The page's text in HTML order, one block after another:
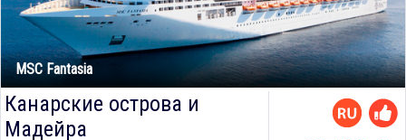
MSC Fantasia
Канарские острова и
Мадейра